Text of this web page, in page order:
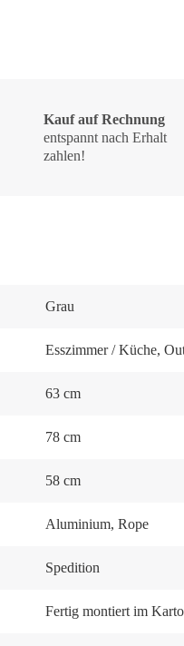
Kauf auf Rechnung
entspannt nach Erhalt
zahlen!
Grau
Esszimmer / Küche,
63 cm
78 cm
58 cm
Aluminium, Rope
Spedition
Fertig montiert im